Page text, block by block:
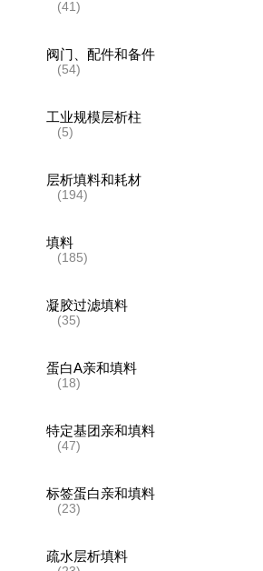
(41)
阀门、配件和备件
(54)
工业规模层析柱
(5)
层析填料和耗材
(194)
填料
(185)
凝胶过滤填料
(35)
蛋白A亲和填料
(18)
特定基团亲和填料
(47)
标签蛋白亲和填料
(23)
疏水层析填料